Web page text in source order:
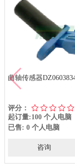
曲轴传感器DZ0603834
评分：
起订量:100 个人电脑
已售: 0 个人电脑
咨询